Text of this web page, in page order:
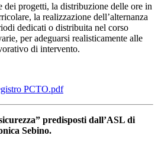
dei progetti, la distribuzione delle ore in
la realizzazione dell’alternanza
dedicati o distribuita nel corso
per adeguarsi realisticamente alle
di intervento.
PCTO.pdf
predisposti dall’ASL di
Sebino.